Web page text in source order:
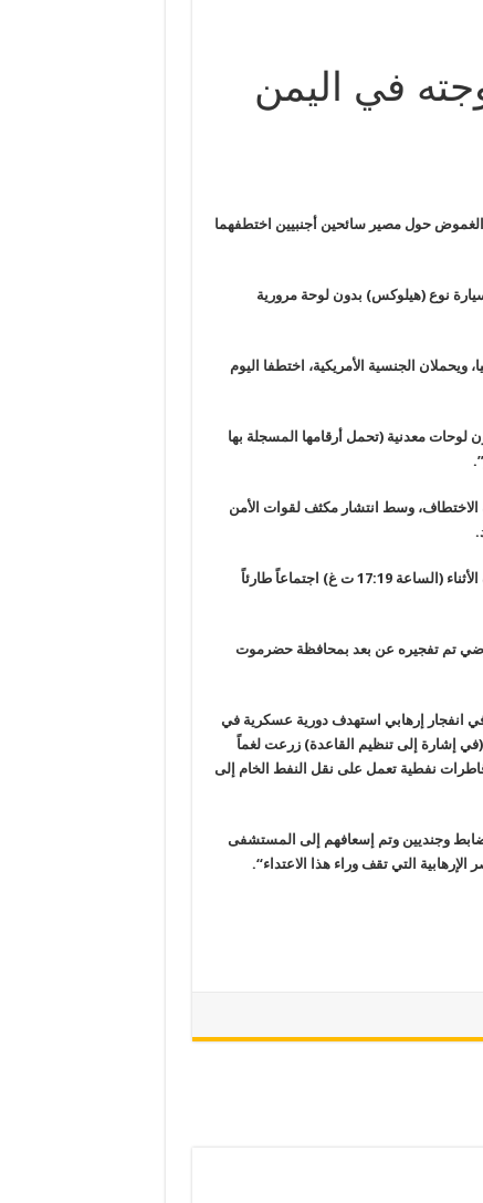
في اليمن
حول مصير سائحين أجنبيين اختطفهما
نوع (هيلوكس) بدون لوحة مرورية
الجنسية الأمريكية، اختطفا اليوم
معدنية (تحمل أرقامها المسجلة بها
وسط انتشار مكثف لقوات الأمن
ولفت المصدر ذاته إلى أن اللجنة الأمنية العليا في مدينة تعز تعقد في هذه الأثناء (الساعة 17:19 ت غ) اجتماعاً طارئاً
أرضي تم تفجيره عن بعد بمحافظة حضرموت
انفجار إرهابي استهدف دورية عسكرية في
إشارة إلى تنظيم القاعدة) زرعت لغماً
نفطية تعمل على نقل النفط الخام إلى
ضابط وجنديين وتم إسعافهم إلى المستشفى
التي تقف وراء هذا الاعتداء“.